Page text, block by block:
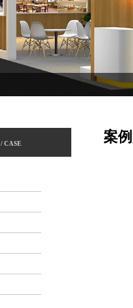
/ CASE 案